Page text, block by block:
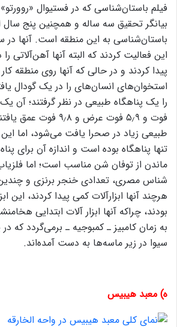
فیلم باستان‌شناسی که در فستیوال
بیانگر تحقیق سه ساله و همچنین پنج سال
این فعالیت کردند که البته آنها آهن‌آلاتی
پیدا کردند و در حالی که آنها روی منطقه
استخوان‌های انسان‌های را در یک گودال
فوت و ۵٫۹ فوت عرض و
طبیعی زیاد در صحرا یافت می‌شود، اما
تنها پناهگاه بوده است و اندازه آن برای
ماندن از توفان شن مناسب است؛ اما
شناس مصری، تعدادی خنجر برنزی و
هرچند آنها ابزارآلات کمی پیدا کردند، این
بودند، چراکه آنها ابزار آلات ابتدایی
به زمان کامبیز ـ کمبوجیه ـ برمی‌گردد که
سیوا در زیر ماسه‌ها به دست آمده‌اند.
ه) معبد هیبیس